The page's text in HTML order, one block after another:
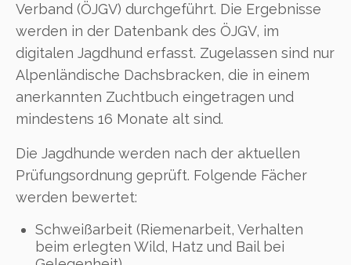
Verband (ÖJGV) durchgeführt. Die Ergebnisse
werden in der Datenbank des ÖJGV, im
digitalen Jagdhund erfasst. Zugelassen sind nur
Alpenländische Dachsbracken, die in einem
anerkannten Zuchtbuch eingetragen und
mindestens 16 Monate alt sind.
Die Jagdhunde werden nach der aktuellen
Prüfungsordnung geprüft. Folgende Fächer
werden bewertet:
Schweißarbeit (Riemenarbeit, Verhalten
beim erlegten Wild, Hatz und Bail bei